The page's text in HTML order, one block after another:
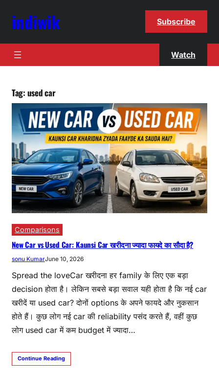
indiwik Subscribe
Watch
Tag: used car
Comparisons
New Car vs Used Car: Kaunsi Car खरीदना ज्यादा फायदे का सौदा है?
sonu KumarJune 10, 2026
Spread the loveCar खरीदना हर family के लिए एक बड़ा
decision होता है। लेकिन सबसे बड़ा सवाल यही होता है कि नई car
खरीदें या used car? दोनों options के अपने फायदे और नुकसान
होते हैं। कुछ लोग नई car की reliability पसंद करते हैं, वहीं कुछ
लोग used car में कम budget में ज्यादा…
Continue Reading